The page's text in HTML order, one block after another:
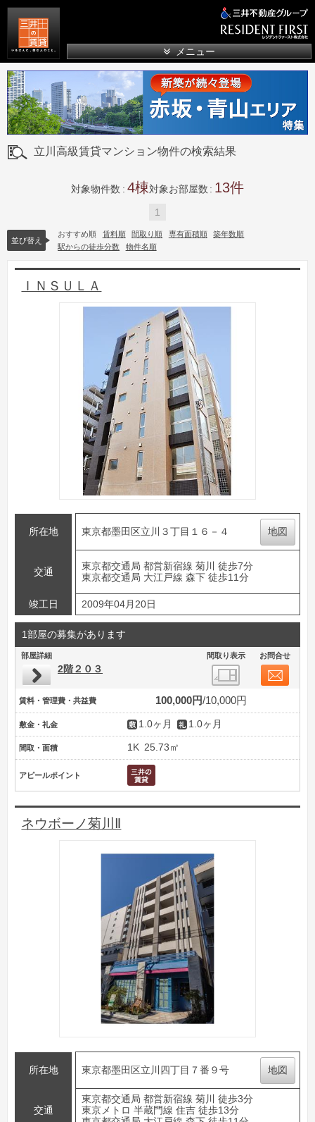
メニュー
立川高級賃貸マンション物件の検索結果
対象物件数 4 対象お部屋数 13
1
並び替え
おすすめ順 賃料順 間取り順 専有面積順
築年数順
駅からの徒歩分数
物件名順
ＩＮＳＵＬＡ
所在地 東京都墨田区立川３丁目１６－４ 地図
交通
東京都交通局 都営新宿線 菊川 徒歩7分
東京都交通局 大江戸線 森下 徒歩11分
竣工日 2009年04月20日
1部屋の募集があります
部屋詳細 間取り表示 お問合せ
2階２０３
賃料・管理費・共益費 100,000円 10,000円
敷金・礼金 1.0ヶ月 1.0ヶ月
間取・面積 1K 25.73㎡
アピールポイント
ネウボーノ菊川Ⅱ
所在地 東京都墨田区立川四丁目７番９号 地図
交通
東京都交通局 都営新宿線 菊川 徒歩3分
東京メトロ 半蔵門線 住吉 徒歩13分